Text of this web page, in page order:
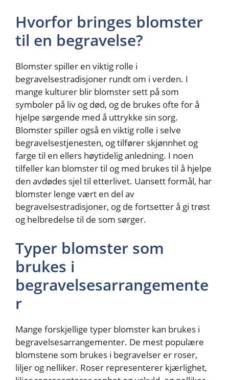
Hvorfor bringes blomster
til en begravelse?
Blomster spiller en viktig rolle i
begravelsestradisjoner rundt om i verden. I
mange kulturer blir blomster sett på som
symboler på liv og død, og de brukes ofte for å
hjelpe sørgende med å uttrykke sin sorg.
Blomster spiller også en viktig rolle i selve
begravelsestjenesten, og tilfører skjønnhet og
farge til en ellers høytidelig anledning. I noen
tilfeller kan blomster til og med brukes til å hjelpe
den avdødes sjel til etterlivet. Uansett formål, har
blomster lenge vært en del av
begravelsestradisjoner, og de fortsetter å gi trøst
og helbredelse til de som sørger.
Typer blomster som
brukes i
begravelsesarrangemente
r
Mange forskjellige typer blomster kan brukes i
begravelsesarrangementer. De mest populære
blomstene som brukes i begravelser er roser,
liljer og nelliker. Roser representerer kjærlighet,